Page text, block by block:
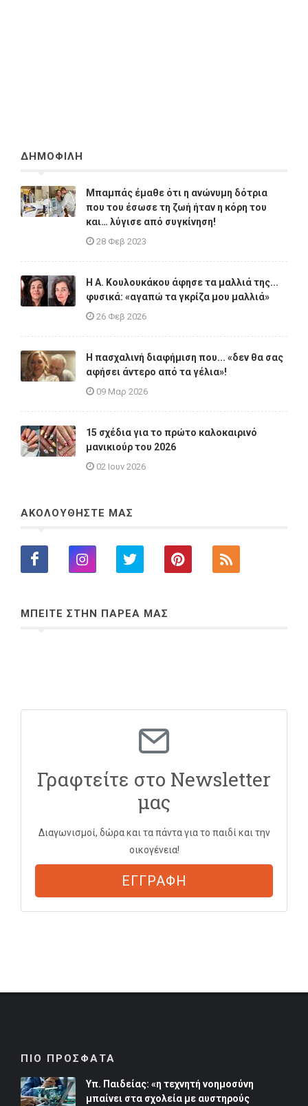
ΔΗΜΟΦΙΛΗ
Μπαμπάς έμαθε ότι η ανώνυμη δότρια
που του έσωσε τη ζωή ήταν η κόρη του
και… λύγισε από συγκίνηση!
28 Φεβ 2023
Η A. Κουλουκάκου άφησε τα μαλλιά της...
φυσικά: «αγαπώ τα γκρίζα μου μαλλιά»
26 Φεβ 2026
Η πασχαλινή διαφήμιση που... «δεν θα σας
αφήσει άντερο από τα γέλια»!
09 Μαρ 2026
15 σχέδια για το πρώτο καλοκαιρινό
μανικιούρ του 2026
02 Ιουν 2026
ΑΚΟΛΟΥΘΗΣΤΕ ΜΑΣ
ΜΠΕΙΤΕ ΣΤΗΝ ΠΑΡΕΑ ΜΑΣ
Γραφτείτε στο Newsletter
μας
Διαγωνισμοί, δώρα και τα πάντα για το παιδί και την
οικογένεια!
ΕΓΓΡΑΦΗ
ΠΙΟ ΠΡΟΣΦΑΤΑ
Υπ. Παιδείας: «η τεχνητή νοημοσύνη
μπαίνει στα σχολεία με αυστηρούς